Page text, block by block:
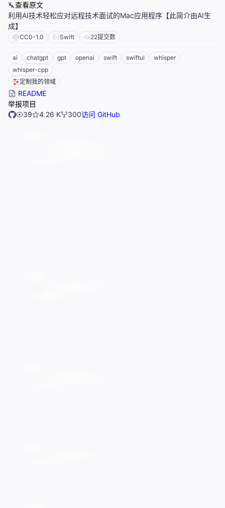
查看原文
利用AI技术轻松应对远程技术面试的Mac应用程序【此简介由AI生
成】
CC0-1.0 Swift 22提交数
ai chatgpt gpt openai swift swiftui
whisper
whisper-cpp
定制我的领域
README
举报项目
39
4.26 K 300访问 GitHub